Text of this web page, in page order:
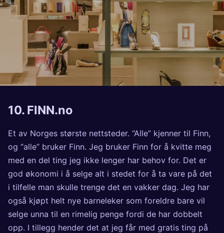
10. FINN.no
Et av Norges største nettsteder. “Alle” kjenner til Finn,
og “alle” bruker Finn. Jeg bruker Finn for å kvitte meg
med en del ting jeg ikke lenger har behov for. Det er
god økonomi i å selge alt i stedet for å ta vare på det
i tilfelle man skulle trenge det en vakker dag. Jeg har
også kjøpt helt nye barneleker som foreldre bare vil
selge unna til en rimelig penge fordi de har dobbelt
opp. I tillegg hender det at jeg får med gratis ting på